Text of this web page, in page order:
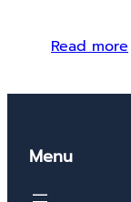
Read more
Menu